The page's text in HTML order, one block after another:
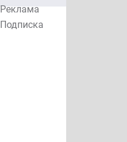
Реклама
Подписка